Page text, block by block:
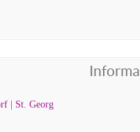
| St. Georg